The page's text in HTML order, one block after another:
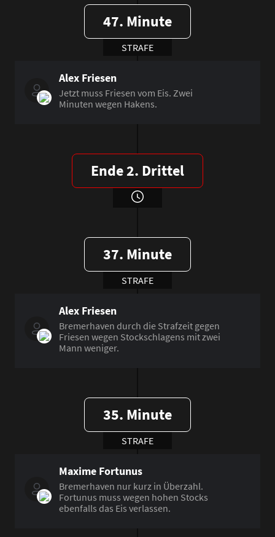
47. Minute
STRAFE
Alex Friesen
Jetzt muss Friesen vom Eis. Zwei
Minuten wegen Hakens.
Ende 2. Drittel
37. Minute
STRAFE
Alex Friesen
Bremerhaven durch die Strafzeit gegen
Friesen wegen Stockschlagens mit zwei
Mann weniger.
35. Minute
STRAFE
Maxime Fortunus
Bremerhaven nur kurz in Überzahl.
Fortunus muss wegen hohen Stocks
ebenfalls das Eis verlassen.